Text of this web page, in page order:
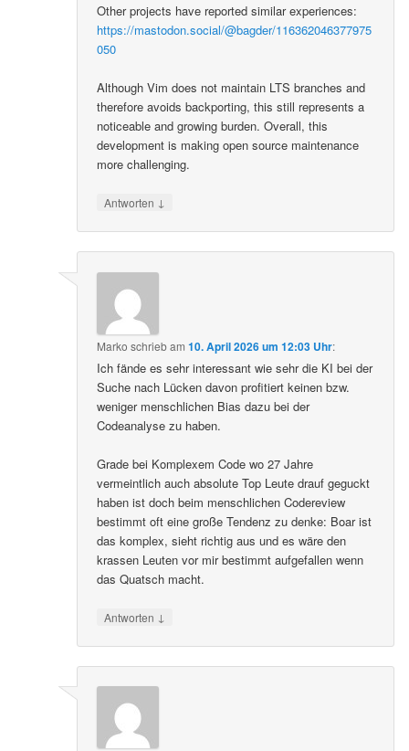
Other projects have reported similar experiences:
https://mastodon.social/@bagder/116362046377975
050
Although Vim does not maintain LTS branches and
therefore avoids backporting, this still represents a
noticeable and growing burden. Overall, this
development is making open source maintenance
more challenging.
Antworten ↓
Marko schriebam10. April 2026 um 12:03 Uhr:
Ich fände es sehr interessant wie sehr die KI bei der
Suche nach Lücken davon profitiert keinen bzw.
weniger menschlichen Bias dazu bei der
Codeanalyse zu haben.
Grade bei Komplexem Code wo 27 Jahre
vermeintlich auch absolute Top Leute drauf geguckt
haben ist doch beim menschlichen Codereview
bestimmt oft eine große Tendenz zu denke: Boar ist
das komplex, sieht richtig aus und es wäre den
krassen Leuten vor mir bestimmt aufgefallen wenn
das Quatsch macht.
Antworten ↓